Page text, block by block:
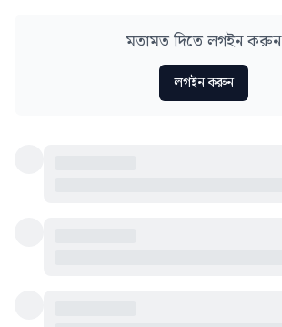
মতামত দিতে লগইন করুন
লগইন করুন